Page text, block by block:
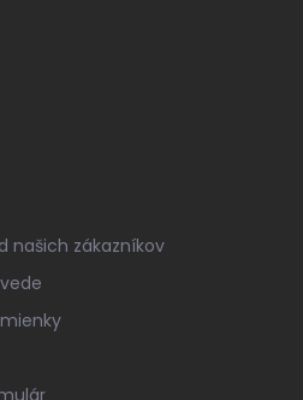
našich zákazníkov